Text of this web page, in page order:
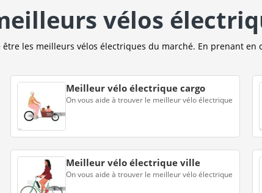
vélos
les meilleurs vélos électriques du marché. En prenant
Meilleur vélo électrique cargo
On vous aide à trouver le meilleur vélo électrique
Meilleur vélo électrique ville
On vous aide à trouver le meilleur vélo électrique